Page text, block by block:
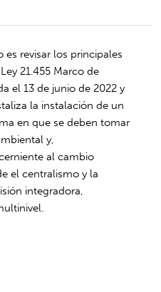
es revisar los principales
21.455 Marco de
el 13 de junio de 2022 y
la instalación de un
en que se deben tomar
y,
al cambio
el centralismo y la
integradora,